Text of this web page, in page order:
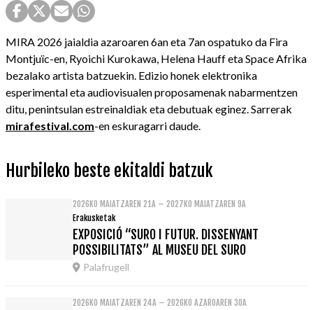
MIRA 2026 jaialdia azaroaren 6an eta 7an ospatuko da Fira
Montjuïc-en, Ryoichi Kurokawa, Helena Hauff eta Space Afrika
bezalako artista batzuekin. Edizio honek elektronika
esperimental eta audiovisualen proposamenak nabarmentzen
ditu, penintsulan estreinaldiak eta debutuak eginez. Sarrerak
mirafestival.com-en eskuragarri daude.
Hurbileko beste ekitaldi batzuk
2026KO MAIATZAREN 21A – 2027KO MAIATZAREN 9A
Erakusketak
EXPOSICIÓ “SURO I FUTUR. DISSENYANT
POSSIBILITATS” AL MUSEU DEL SURO
Palafrugell
2026KO MAIATZAREN 24A – 2026KO AZAROAREN 30A